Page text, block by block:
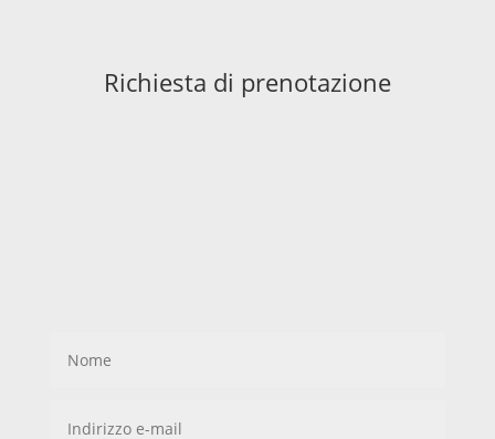
Richiesta di prenotazione